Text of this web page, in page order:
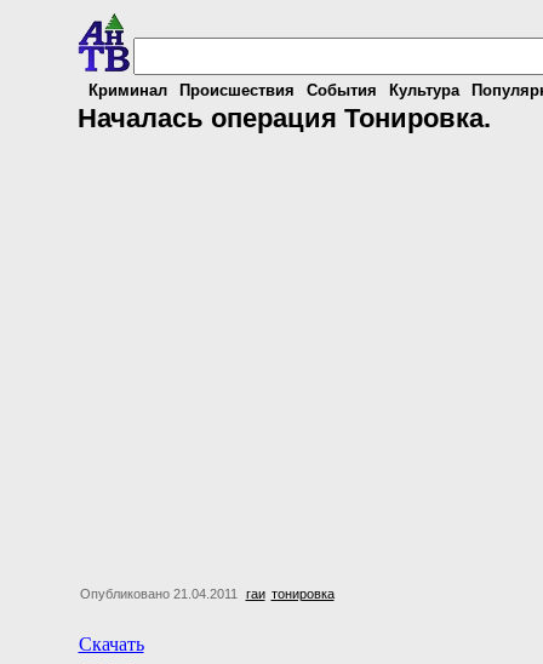
Криминал Происшествия События Культура
Началась операция Тонировка.
Опубликовано 21.04.2011 гаи тонировка
Скачать